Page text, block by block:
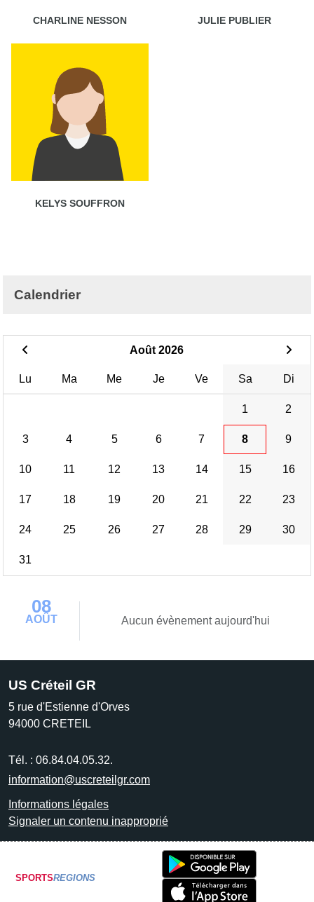
CHARLINE NESSON JULIE PUBLIER
KELYS SOUFFRON
Calendrier
Août 2026
Lu Ma Me Je Ve Sa Di
1 2
3 4 5 6 7 8 9
10 11 12 13 14 15 16
17 18 19 20 21 22 23
24 25 26 27 28 29 30
31
08
AOÛT Aucun évènement aujourd'hui
US Créteil GR
5 rue d'Estienne d'Orves
94000 CRETEIL
Tél. : 06.84.04.05.32.
information@uscreteilgr.com
Informations légales
Signaler un contenu inapproprié
SPORTSREGIONS